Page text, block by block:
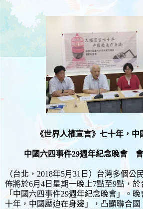
《世界人權宣言》七十年，
中國六四事件29週年紀念晚會
（台北，2018年5月31日）台灣多個公
佈將於6月4日星期一晚上7點至9點，
「中國六四事件29週年紀念晚會」。
十年，中國壓迫在身邊」，凸顯聯合